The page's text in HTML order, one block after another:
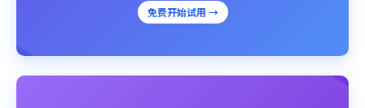
免费开始试用 →